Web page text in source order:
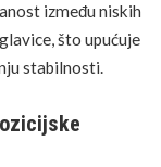
između niskih
što upućuje
stabilnosti.